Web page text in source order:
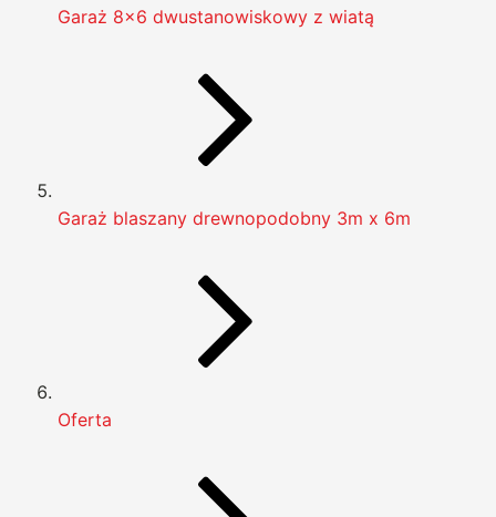
Garaż 8x6 dwustanowiskowy z wiatą
Garaż blaszany drewnopodobny 3m x 6m
Oferta